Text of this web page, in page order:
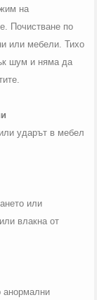
на
Почистване по
или мебели. Тихо
шум и няма да
ударът в мебел
или
влакна от
анормални